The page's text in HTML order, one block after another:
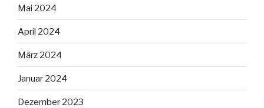
Mai 2024
April 2024
März 2024
Januar 2024
Dezember 2023